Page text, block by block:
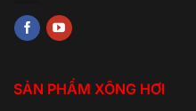
SẢN PHẨM XÔNG HƠI